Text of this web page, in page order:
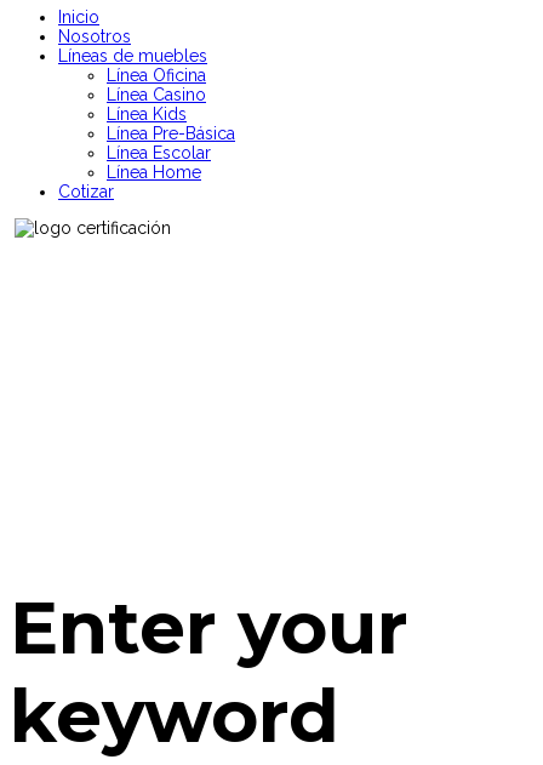
Inicio
Nosotros
Líneas de muebles
Línea Oficina
Línea Casino
Línea Kids
Línea Pre-Básica
Línea Escolar
Línea Home
Cotizar
Enter your
keyword